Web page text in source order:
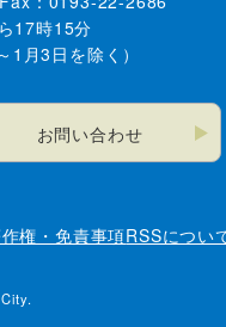
17時15分
1月3日を除く）
お問い合わせ
権・免責事項RSSについ